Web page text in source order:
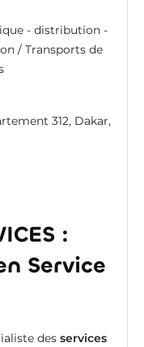
- distribution -
/ Transports de
312, Dakar,
:
Service
des services